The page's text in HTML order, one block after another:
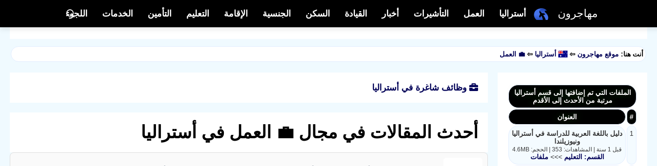
مهاجرون أستراليا العمل التأشيرات أخبار القيادة السكن الجنسية الإقامة التعليم التأمين الخدمات اللجوء
أنت هنا: موقع مهاجرون ⇦ أستراليا ⇦ 💼 العمل
وظائف شاغرة في أستراليا
أحدث المقالات في مجال 💼 العمل في أستراليا
الملفات التي تم إضافتها إلى قسم أستراليا
مرتبة من الأحدث إلى الأقدم
# العنوان
1
دليل باللغة العربية للدراسة في أستراليا
ونيوزيلندا
قبل 1 سنة | المشاهدات: 353 | الحجم: 4.6MB
القسم: التعليم>>> ملفات